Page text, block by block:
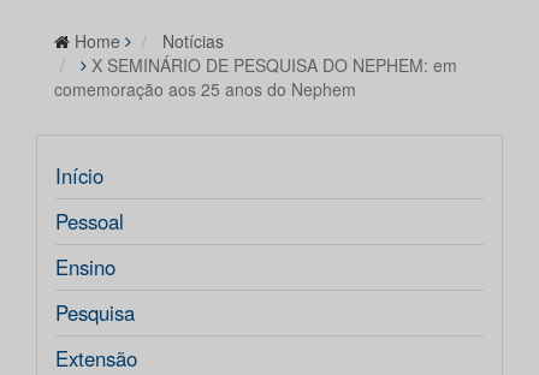
Home
Notícias
X SEMINÁRIO DE PESQUISA DO NEPHEM: em
comemoração aos 25 anos do Nephem
Início
Pessoal
Ensino
Pesquisa
Extensão